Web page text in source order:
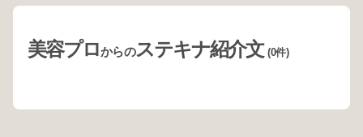
美容プロからのステキナ紹介文(0件)